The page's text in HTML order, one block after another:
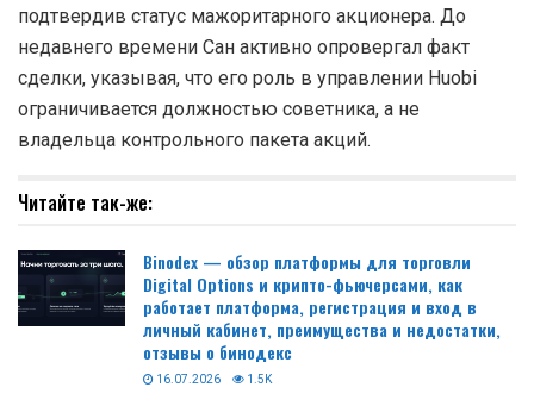
подтвердив статус мажоритарного акционера. До
недавнего времени Сан активно опровергал факт
сделки, указывая, что его роль в управлении Huobi
ограничивается должностью советника, а не
владельца контрольного пакета акций.
Читайте так-же:
Binodex — обзор платформы для торговли
Digital Options и крипто-фьючерсами, как
работает платформа, регистрация и вход в
личный кабинет, преимущества и недостатки,
отзывы о бинодекс
16.07.2026 1.5K